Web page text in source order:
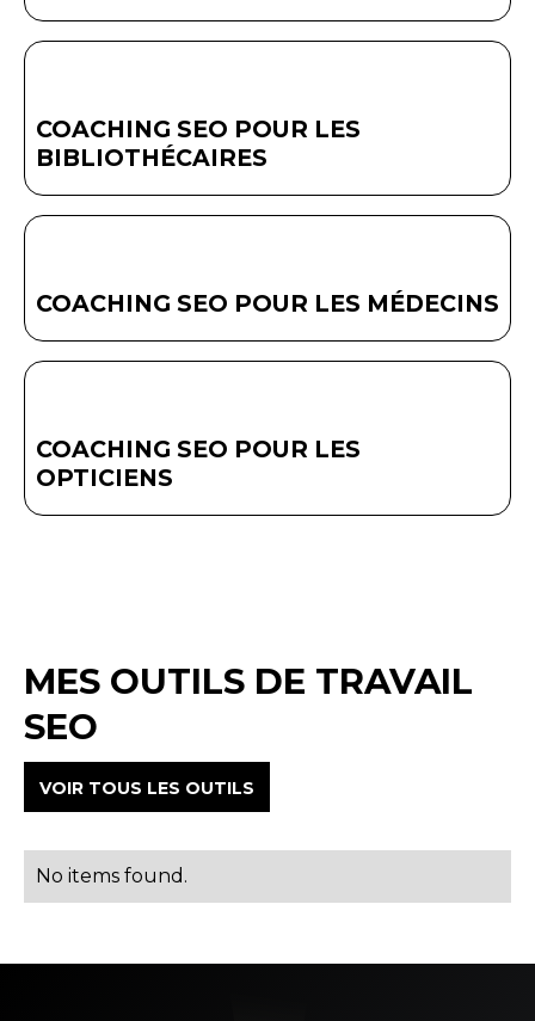
COACHING SEO POUR LES
BIBLIOTHÉCAIRES
COACHING SEO POUR LES MÉDECINS
COACHING SEO POUR LES
OPTICIENS
MES OUTILS DE TRAVAIL
SEO
VOIR TOUS LES OUTILS
No items found.